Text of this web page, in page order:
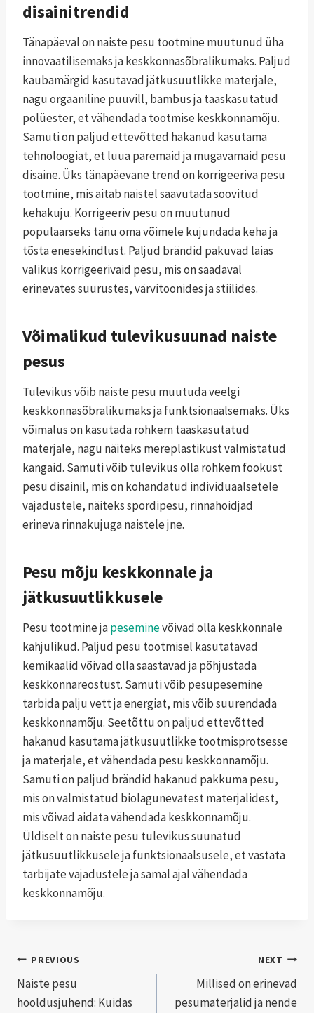
disainitrendid
Tänapäeval on naiste pesu tootmine muutunud üha
innovaatilisemaks ja keskkonnasõbralikumaks. Paljud
kaubamärgid kasutavad jätkusuutlikke materjale,
nagu orgaaniline puuvill, bambus ja taaskasutatud
polüester, et vähendada tootmise keskkonnamõju.
Samuti on paljud ettevõtted hakanud kasutama
tehnoloogiat, et luua paremaid ja mugavamaid pesu
disaine. Üks tänapäevane trend on korrigeeriva pesu
tootmine, mis aitab naistel saavutada soovitud
kehakuju. Korrigeeriv pesu on muutunud
populaarseks tänu oma võimele kujundada keha ja
tõsta enesekindlust. Paljud brändid pakuvad laias
valikus korrigeerivaid pesu, mis on saadaval
erinevates suurustes, värvitoonides ja stiilides.
Võimalikud tulevikusuunad naiste
pesus
Tulevikus võib naiste pesu muutuda veelgi
keskkonnasõbralikumaks ja funktsionaalsemaks. Üks
võimalus on kasutada rohkem taaskasutatud
materjale, nagu näiteks mereplastikust valmistatud
kangaid. Samuti võib tulevikus olla rohkem fookust
pesu disainil, mis on kohandatud individuaalsetele
vajadustele, näiteks spordipesu, rinnahoidjad
erineva rinnakujuga naistele jne.
Pesu mõju keskkonnale ja
jätkusuutlikkusele
Pesu tootmine japeseminevõivad olla keskkonnale
kahjulikud. Paljud pesu tootmisel kasutatavad
kemikaalid võivad olla saastavad ja põhjustada
keskkonnareostust. Samuti võib pesupesemine
tarbida palju vett ja energiat, mis võib suurendada
keskkonnamõju. Seetõttu on paljud ettevõtted
hakanud kasutama jätkusuutlikke tootmisprotsesse
ja materjale, et vähendada pesu keskkonnamõju.
Samuti on paljud brändid hakanud pakkuma pesu,
mis on valmistatud biolagunevatest materjalidest,
mis võivad aidata vähendada keskkonnamõju.
Üldiselt on naiste pesu tulevikus suunatud
jätkusuutlikkusele ja funktsionaalsusele, et vastata
tarbijate vajadustele ja samal ajal vähendada
keskkonnamõju.
Navigeerimine
PREVIOUS
Naiste pesu
hooldusjuhend: Kuidas
NEXT
Millised on erinevad
pesumaterjalid ja nende